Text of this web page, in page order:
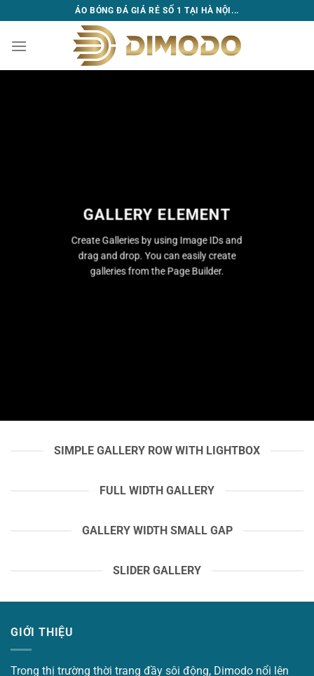
qua
nội
ÁO BÓNG ĐÁ GIÁ RẺ SỐ 1 TẠI HÀ NỘI...
GALLERY ELEMENT
Create Galleries by using Image IDs and
drag and drop. You can easily create
galleries from the Page Builder.
SIMPLE GALLERY ROW WITH LIGHTBOX
FULL WIDTH GALLERY
GALLERY WIDTH SMALL GAP
SLIDER GALLERY
GIỚI THIỆU
Trong thị trường thời trang đầy sôi động, Dimodo nổi lên